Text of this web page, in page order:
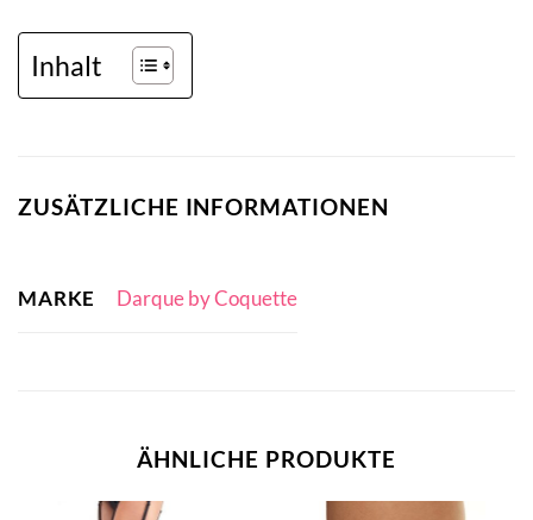
Inhalt
ZUSÄTZLICHE INFORMATIONEN
MARKE Darque by Coquette
ÄHNLICHE PRODUKTE